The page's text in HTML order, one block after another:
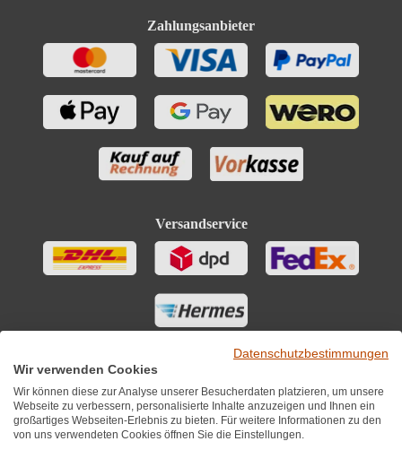
Zahlungsanbieter
Versandservice
Datenschutzbestimmungen
Wir verwenden Cookies
Wir können diese zur Analyse unserer Besucherdaten platzieren, um unsere
Webseite zu verbessern, personalisierte Inhalte anzuzeigen und Ihnen ein
großartiges Webseiten-Erlebnis zu bieten. Für weitere Informationen zu den
von uns verwendeten Cookies öffnen Sie die Einstellungen.